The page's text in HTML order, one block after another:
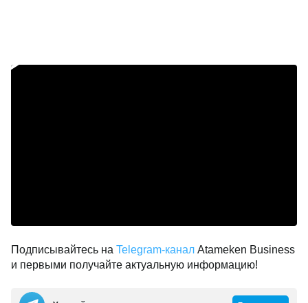
Подписывайтесь на Telegram-канал Atameken Business
и первыми получайте актуальную информацию!